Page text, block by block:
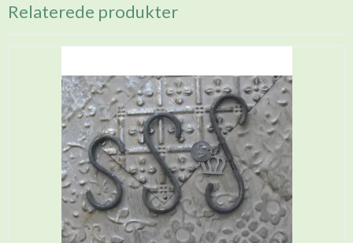
Relaterede produkter